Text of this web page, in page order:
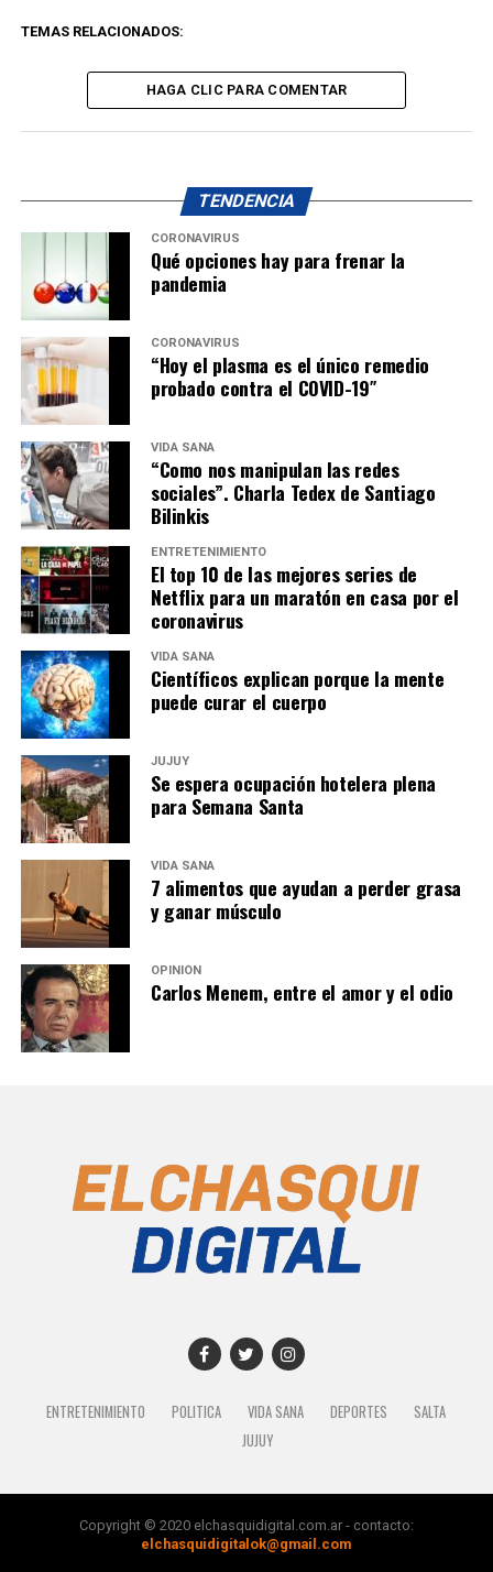
TEMAS RELACIONADOS:
HAGA CLIC PARA COMENTAR
TENDENCIA
CORONAVIRUS
Qué opciones hay para frenar la
pandemia
CORONAVIRUS
“Hoy el plasma es el único remedio
probado contra el COVID-19″
VIDA SANA
“Como nos manipulan las redes
sociales”. Charla Tedex de Santiago
Bilinkis
ENTRETENIMIENTO
El top 10 de las mejores series de
Netflix para un maratón en casa por el
coronavirus
VIDA SANA
Científicos explican porque la mente
puede curar el cuerpo
JUJUY
Se espera ocupación hotelera plena
para Semana Santa
VIDA SANA
7 alimentos que ayudan a perder grasa
y ganar músculo
OPINIÓN
Carlos Menem, entre el amor y el odio
ENTRETENIMIENTO POLITICA VIDA SANA DEPORTES
SALTA
JUJUY
Copyright © 2020 elchasquidigital.com.ar - contacto:
elchasquidigitalok@gmail.com